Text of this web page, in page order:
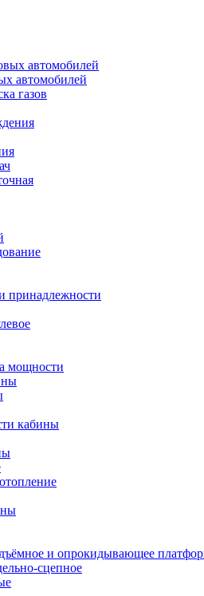
автомобилей
автомобилей
газов
принадлежности
мощности
кабины
и опрокидывающее
сцепное